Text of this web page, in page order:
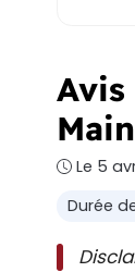
Le 5
Durée